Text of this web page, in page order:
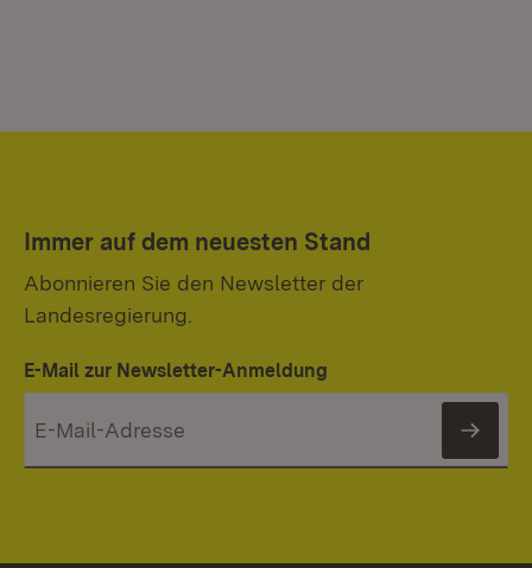
Immer auf dem neuesten Stand
Abonnieren Sie den Newsletter der
Landesregierung.
E-Mail zur Newsletter-Anmeldung